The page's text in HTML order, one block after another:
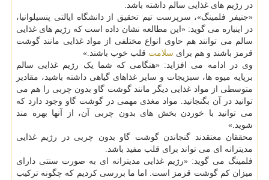
در رژیم های غذایی سالم داشته باشد.
«جنیفر فلمینگ»، سرپرست تیم تحقیق از دانشگاه ایالتی پنسیلوانیا،
در اینباره می گوید: «این مطالعه نشان داده است که رژیم های غذایی
سالم می توانند هم حاوی انواع مختلفی از مواد غذایی مانند گوشت
قرمز باشند و هم برای سلامت قلب خوب باشند.»
وی در ادامه می افزاید: «هنگامی که شما یک رژیم غذایی سالم
برپایه میوه ها، سبزیجات و سایر غذاهای گیاهی داشته باشید، مقادیر
متوسطی از مواد غذایی دیگر مانند گوشت گاو بدون چربی را هم می
توانید در آن بگنجانید. مواد مغذی مهمی در گوشت گاو وجود دارد که
می توانید با خوردن بخش های بدون چربی آن، از آنها بهره مند
شوید.»
محققان معتقدند گنجاندن گوشت گاو بدون چربی در رژیم غذایی
مدیترانه ای می تواند برای قلب مفید باشد.
فلمینگ می گوید: «رژیم غذایی مدیترانه ای به صورت سنتی دارای
میزان کم گوشت قرمز است. اما ما بررسی کردیم که چگونه ترکیب